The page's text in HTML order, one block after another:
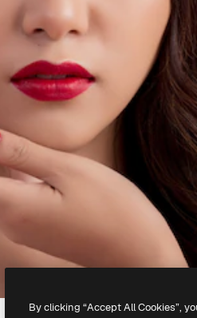
By clicking “Accept All Cookies”,